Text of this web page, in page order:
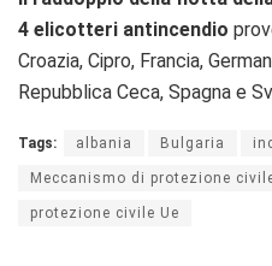
4 elicotteri antincendio
Croazia, Cipro, Francia,
Repubblica Ceca, Spagna e
Tags: albania Bulgaria
Meccanismo di protezione
protezione civile Ue